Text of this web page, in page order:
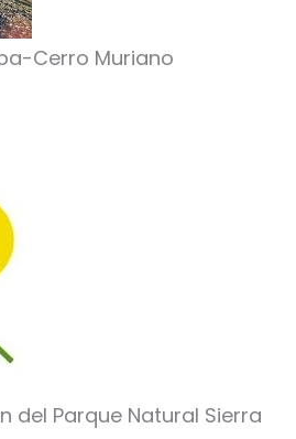
Cerro Muriano
del Parque Natural Sierra